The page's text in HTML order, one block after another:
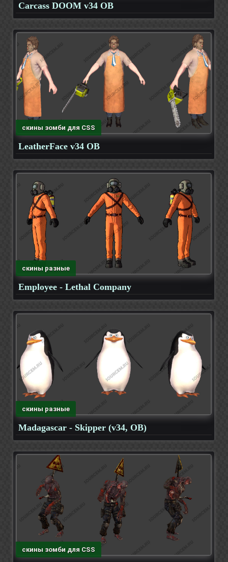
Carcass DOOM v34 OB
скины зомби для CSS
LeatherFace v34 OB
скины разные
Employee - Lethal Company
скины разные
Madagascar - Skipper (v34, OB)
скины зомби для CSS